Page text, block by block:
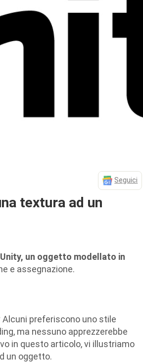
Seguici
textura ad un
un oggetto modellato in
e assegnazione.
preferiscono uno stile
ma nessuno apprezzerebbe
in questo articolo, vi illustriamo
un oggetto.